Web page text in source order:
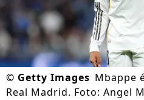
© Getty Images Mbappe
Real Madrid. Foto: Angel